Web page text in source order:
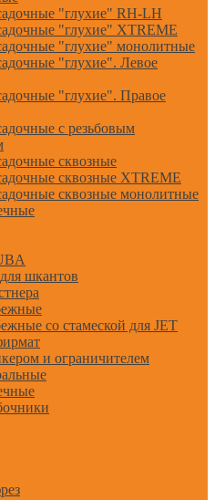
"глухие" RH-LH
"глухие" XTREME
"глухие" монолитные
"глухие". Левое
"глухие". Правое
с резьбовым
сквозные
сквозные XTREME
сквозные монолитные
шкантов
со стамеской для JET
и ограничителем